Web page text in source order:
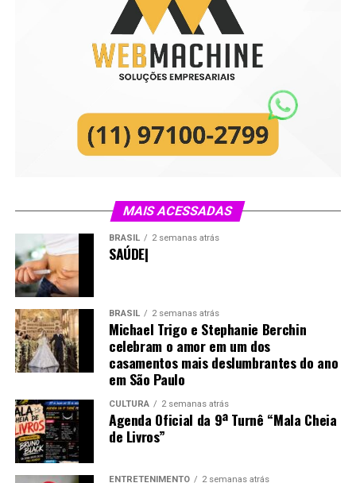
MAIS ACESSADAS
BRASIL 2 semanas atrás
SAÚDE|
BRASIL 2 semanas atrás
Michael Trigo e Stephanie Berchin
celebram o amor em um dos
casamentos mais deslumbrantes do ano
em São Paulo
CULTURA 2 semanas atrás
Agenda Oficial da 9ª Turnê “Mala Cheia
de Livros”
ENTRETENIMENTO 2 semanas atrás